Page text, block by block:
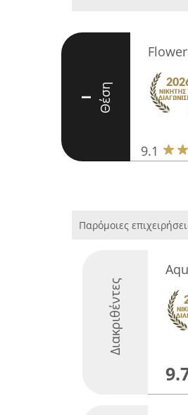
I Θέση
9.1
Παρόμοιες
Διακριθέντες